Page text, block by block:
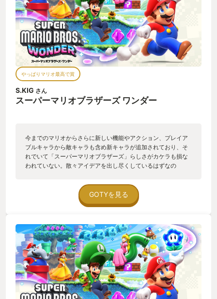
やっぱりマリオ最高で賞
S.KIG さん
スーパーマリオブラザーズ ワンダー
今までのマリオからさらに新しい機能やアクション、プレイア
ブルキャラから敵キャラも含め新キャラが追加されており、そ
れでいて「スーパーマリオブラザーズ」らしさがカケラも損な
われていない。散々アイデアを出し尽くしているはずなの
ない、最高のゲームでした！
GOTYを見る